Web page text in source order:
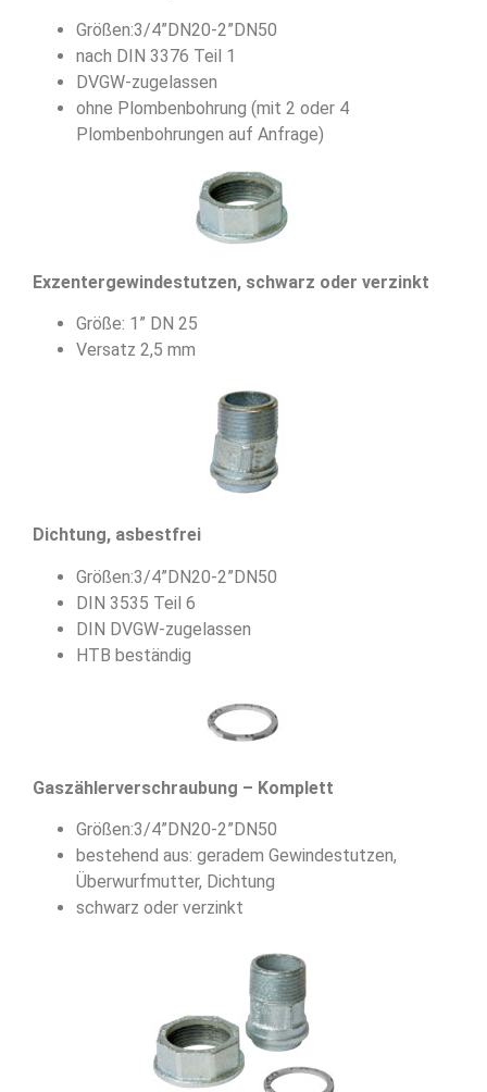
Größen:3/4”DN20-2”DN50
nach DIN 3376 Teil 1
DVGW-zugelassen
ohne Plombenbohrung (mit 2 oder 4
Plombenbohrungen auf Anfrage)
Exzentergewindestutzen, schwarz oder verzinkt
Größe: 1” DN 25
Versatz 2,5 mm
Dichtung, asbestfrei
Größen:3/4”DN20-2”DN50
DIN 3535 Teil 6
DIN DVGW-zugelassen
HTB beständig
Gaszählerverschraubung – Komplett
Größen:3/4”DN20-2”DN50
bestehend aus: geradem Gewindestutzen,
Überwurfmutter, Dichtung
schwarz oder verzinkt